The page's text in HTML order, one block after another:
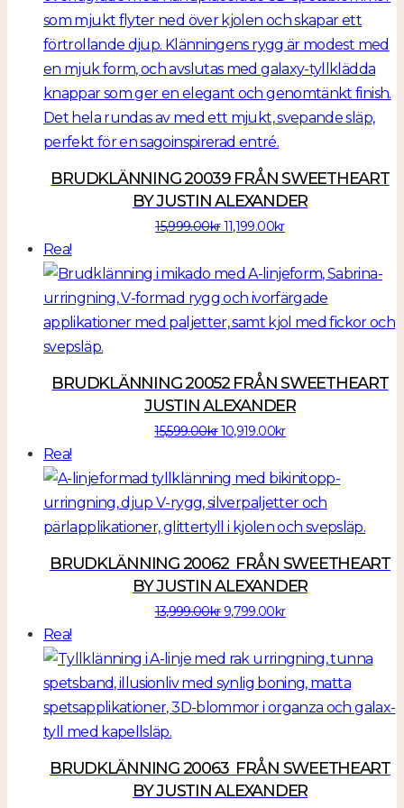
BRUDKLÄNNING 20039 FRÅN SWEETHEART
BY JUSTIN ALEXANDER
15,999.00kr Det
priset
var:
15,999.00kr.
11,199.00krDet
priset
11,199.00kr.
Rea!
BRUDKLÄNNING 20052 FRÅN SWEETHEART
JUSTIN ALEXANDER
15,599.00kr Det
priset
15,599.00kr.
10,919.00krDet
priset
10,919.00kr.
Rea!
BRUDKLÄNNING 20062 FRÅN SWEETHEART
BY JUSTIN ALEXANDER
13,999.00kr Det
priset
var:
13,999.00kr.
9,799.00krDet
priset
är:
9,799.00kr.
Rea!
BRUDKLÄNNING 20063 FRÅN SWEETHEART
BY JUSTIN ALEXANDER